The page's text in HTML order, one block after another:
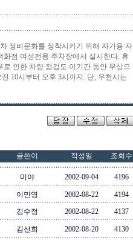
정비문화를 정착시키기 위해 자가용 자
화점 여성전용 주차장에서 실시한다. 휴
인한 차량 점검도 이기간 동안 무상으
10시부터 오후 3시까지. 단, 우천시는
글쓴이 작성일 조회수
미야 2002-09-04 4196
이민영 2002-08-22
4194
김수정 2002-08-22 4137
김선희 2002-08-20 4130